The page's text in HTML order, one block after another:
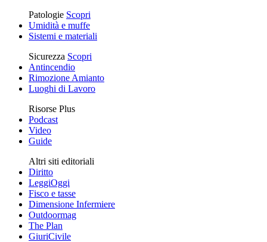
Patologie Scopri
Umidità e muffe
Sistemi e materiali
Sicurezza Scopri
Antincendio
Rimozione Amianto
Luoghi di Lavoro
Risorse Plus
Podcast
Video
Guide
Altri siti editoriali
Diritto
LeggiOggi
Fisco e tasse
Dimensione Infermiere
Outdoormag
The Plan
GiuriCivile